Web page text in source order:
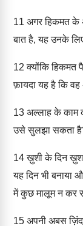
11 अगर हिकमत के
बात है, यह उनके
12 क्योंकि हिकमत
फ़ायदा यह है कि
13 अल्लाह के काम
उसे सुलझा सकता
14ख़ुशी के दिन ख़ुश
यह दिन भी बनाया
में कुछ मालूम न कर
15 अपनी अबस